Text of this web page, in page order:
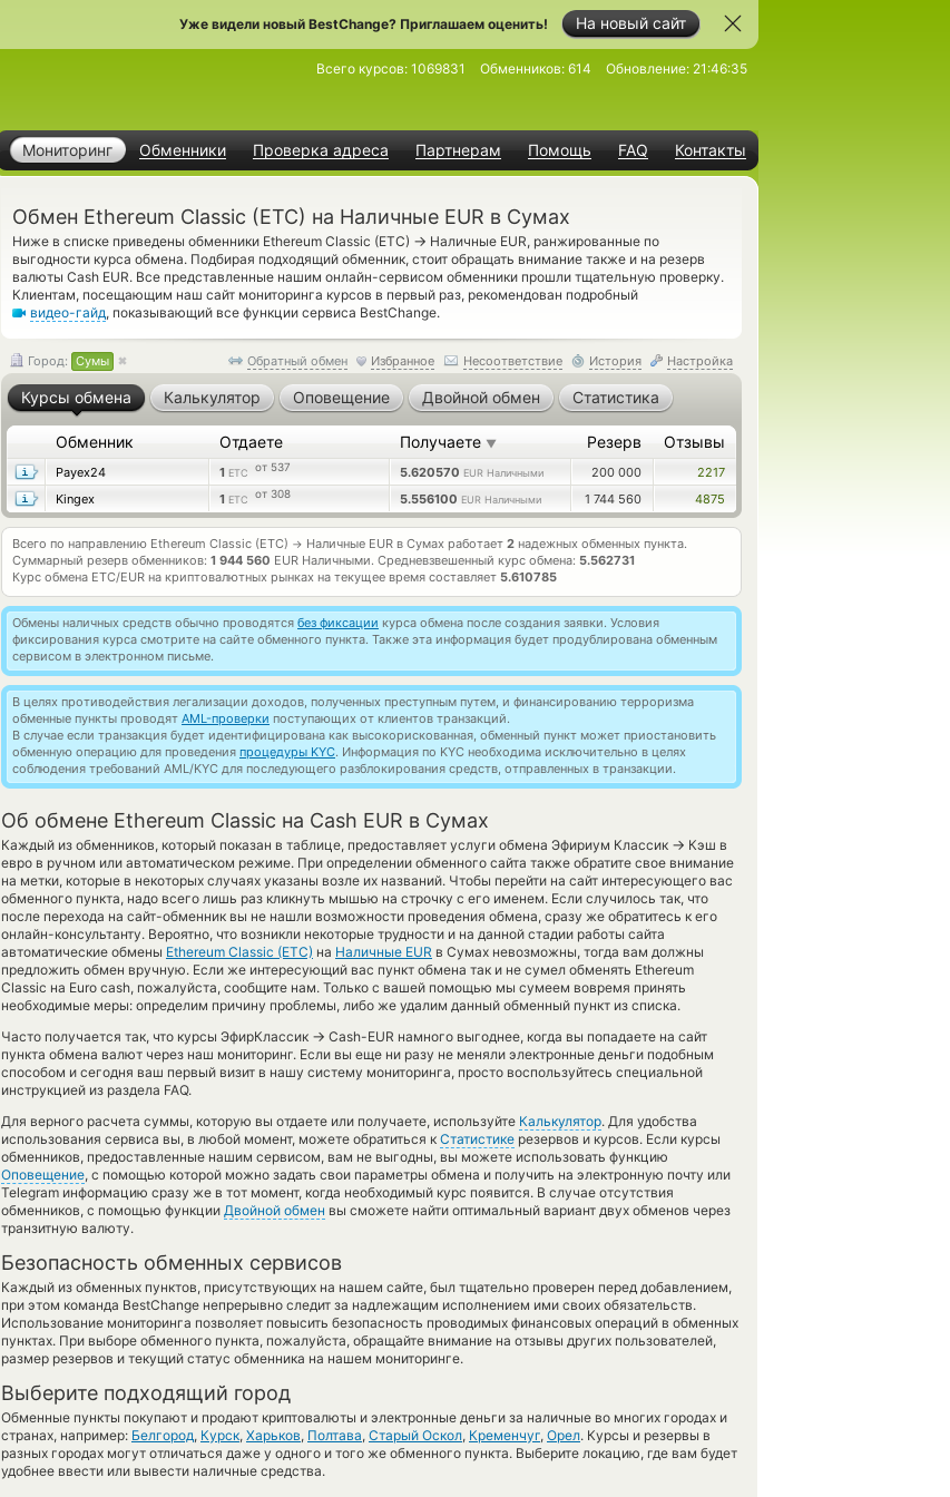
На новый сайт
Уже видели новый BestChange? Приглашаем оценить!
Мониторинг Обменники Проверка адреса Партнерам Помощь FAQ Контакты
Всего курсов: 1069831 Обменников: 614 Обновление: 21:46:35
Обмен Ethereum Classic (ETC) на Наличные EUR в Сумах
Ниже в списке приведены обменники Ethereum Classic (ETC) → Наличные EUR, ранжированные по
выгодности курса обмена. Подбирая подходящий обменник, стоит обращать внимание также и на резерв
валюты Cash EUR. Все представленные нашим онлайн-сервисом обменники прошли тщательную проверку.
Клиентам, посещающим наш сайт мониторинга курсов в первый раз, рекомендован подробный
видео-гайд, показывающий все функции сервиса BestChange.
Обратный обмен Избранное Несоответствие История Настройка
Город: Сумы
Курсы обмена Калькулятор Оповещение Двойной обмен Статистика
Обменник Отдаете Получаете ▼ Резерв Отзывы
Payex24 1 ETC от 537 5.620570 EUR Наличными 200 000
2217
Kingex
1 ETC от 308 5.556100 EUR Наличными 1 744 560 4875
Всего по направлению Ethereum Classic (ETC) → Наличные EUR в Сумах работает 2 надежных обменных пункта.
Суммарный резерв обменников: 1 944 560 EUR Наличными. Средневзвешенный курс обмена: 5.562731
Курс обмена ETC/EUR на криптовалютных рынках на текущее время составляет 5.610785
Обмены наличных средств обычно проводятся без фиксации курса обмена после создания заявки. Условия
фиксирования курса смотрите на сайте обменного пункта. Также эта информация будет продублирована обменным
сервисом в электронном письме.
В целях противодействия легализации доходов, полученных преступным путем, и финансированию терроризма
обменные пункты проводят AML-проверки поступающих от клиентов транзакций.
В случае если транзакция будет идентифицирована как высокорискованная, обменный пункт может приостановить
обменную операцию для проведения процедуры KYC. Информация по KYC необходима исключительно в целях
соблюдения требований AML/KYC для последующего разблокирования средств, отправленных в транзакции.
Об обмене Ethereum Classic на Cash EUR в Сумах
Каждый из обменников, который показан в таблице, предоставляет услуги обмена Эфириум Классик → Кэш в
евро в ручном или автоматическом режиме. При определении обменного сайта также обратите свое внимание
на метки, которые в некоторых случаях указаны возле их названий. Чтобы перейти на сайт интересующего вас
обменного пункта, надо всего лишь раз кликнуть мышью на строчку с его именем. Если случилось так, что
после перехода на сайт-обменник вы не нашли возможности проведения обмена, сразу же обратитесь к его
онлайн-консультанту. Вероятно, что возникли некоторые трудности и на данной стадии работы сайта
автоматические обмены Ethereum Classic (ETC) на Наличные EUR в Сумах невозможны, тогда вам должны
предложить обмен вручную. Если же интересующий вас пункт обмена так и не сумел обменять Ethereum
Classic на Euro cash, пожалуйста, сообщите нам. Только с вашей помощью мы сумеем вовремя принять
необходимые меры: определим причину проблемы, либо же удалим данный обменный пункт из списка.
Часто получается так, что курсы ЭфирКлассик → Cash-EUR намного выгоднее, когда вы попадаете на сайт
пункта обмена валют через наш мониторинг. Если вы еще ни разу не меняли электронные деньги подобным
способом и сегодня ваш первый визит в нашу систему мониторинга, просто воспользуйтесь специальной
инструкцией из раздела FAQ.
Для верного расчета суммы, которую вы отдаете или получаете, используйте Калькулятор. Для удобства
использования сервиса вы, в любой момент, можете обратиться к Статистике резервов и курсов. Если курсы
обменников, предоставленные нашим сервисом, вам не выгодны, вы можете использовать функцию
Оповещение, с помощью которой можно задать свои параметры обмена и получить на электронную почту или
Telegram информацию сразу же в тот момент, когда необходимый курс появится. В случае отсутствия
обменников, с помощью функции Двойной обмен вы сможете найти оптимальный вариант двух обменов через
транзитную валюту.
Безопасность обменных сервисов
Каждый из обменных пунктов, присутствующих на нашем сайте, был тщательно проверен перед добавлением,
при этом команда BestChange непрерывно следит за надлежащим исполнением ими своих обязательств.
Использование мониторинга позволяет повысить безопасность проводимых финансовых операций в обменных
пунктах. При выборе обменного пункта, пожалуйста, обращайте внимание на отзывы других пользователей,
размер резервов и текущий статус обменника на нашем мониторинге.
Выберите подходящий город
Обменные пункты покупают и продают криптовалюты и электронные деньги за наличные во многих городах и
странах, например: Белгород, Курск, Харьков, Полтава, Старый Оскол, Кременчуг, Орел. Курсы и резервы в
разных городах могут отличаться даже у одного и того же обменного пункта. Выберите локацию, где вам будет
удобнее ввести или вывести наличные средства.